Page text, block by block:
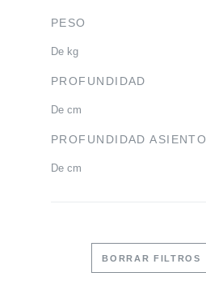
PESO
De kg
PROFUNDIDAD
De cm
PROFUNDIDAD ASIENTO
De cm
BORRAR FILTROS